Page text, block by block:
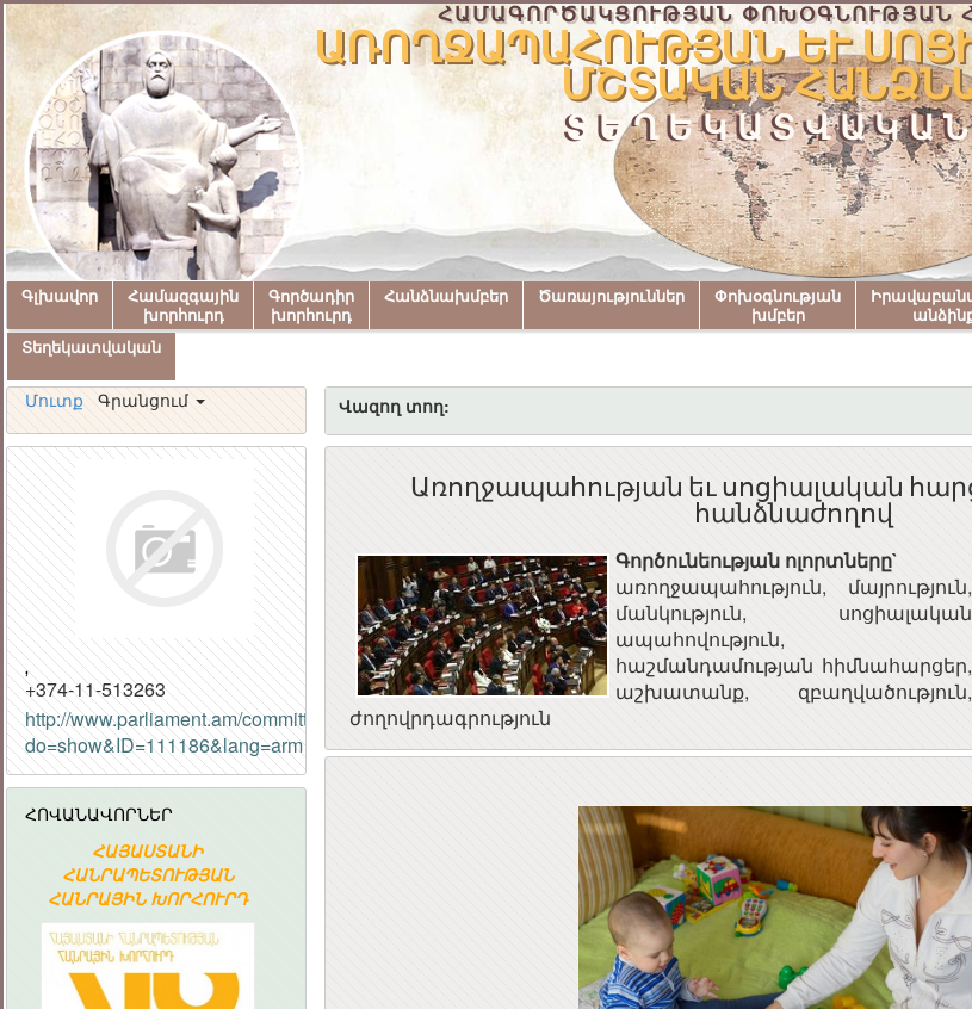
ՀԱՄԱԳՈՐԾԱԿՑՈՒԹՅԱՆ ՓՈԽՕԳՆՈՒԹՅԱՆ
ԱՌՈՂՋԱՊԱՀՈՒԹՅԱՆ ԵՒ
ՄՇՏԱԿԱՆ
Գլխավոր
Համազգային
խորհուրդ
Գործադիր
խորհուրդ
Հանձնախմբեր Ծառայություններ
Փոխօգնության
խմբեր
Տեղեկատվական
Մուտք Գրանցում Վազող տող:
,
+374-11-513263
http://www.parliament.am/committees.php?
do=show&ID=111186&lang=arm
ՀՈՎԱՆԱՎՈՐՆԵՐ
ՀԱՅԱՍՏԱՆԻ
ՀԱՆՐԱՊԵՏՈՒԹՅԱՆ
ՀԱՆՐԱՅԻՆ ԽՈՐՀՈՒՐԴ
«ԱՐՄԻՆԿՈ» ՀԱՅԿԱԿԱՆ
ՏԵՂԵԿԱՏՎԱԿԱՆ
ԸՆԿԵՐՈՒԹՅՈՒՆ
ՀԱՆՐԱՅԻՆ
Առողջապահության եւ սոցիալական
հանձնաժողով
Գործունեության ոլորտները`
առողջապահություն, մայրություն,
մանկություն, սոցիալական
ապահովություն,
հաշմանդամության հիմնահարցեր,
աշխատանք, զբաղվածություն,
ժողովրդագրություն
ՀԱՆՐԱՅԻՆ ԽՈՐՀՈՒՐԴ